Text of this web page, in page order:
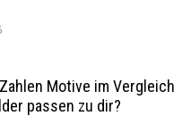
Motive im Vergleich
passen zu dir?